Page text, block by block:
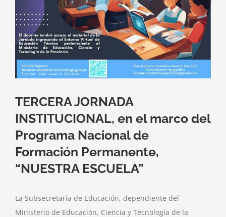
TERCERA JORNADA
INSTITUCIONAL, en el marco del
Programa Nacional de
Formación Permanente,
“NUESTRA ESCUELA”
La Subsecretaría de Educación, dependiente del
Ministerio de Educación, Ciencia y Tecnología de la